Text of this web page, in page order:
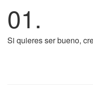
01.
Si quieres ser bueno,